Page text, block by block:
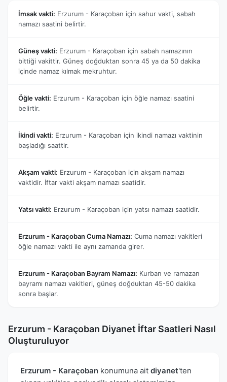
İmsak vakti: Erzurum - Karaçoban için sahur vakti, sabah
namazı saatini belirtir.
Güneş vakti: Erzurum - Karaçoban için sabah namazının
bittiği vakittir. Güneş doğduktan sonra 45 ya da 50 dakika
içinde namaz kılmak mekruhtur.
Öğle vakti: Erzurum - Karaçoban için öğle namazı saatini
belirtir.
İkindi vakti: Erzurum - Karaçoban için ikindi namazı vaktinin
başladığı saattir.
Akşam vakti: Erzurum - Karaçoban için akşam namazı
vaktidir. İftar vakti akşam namazı saatidir.
Yatsı vakti: Erzurum - Karaçoban için yatsı namazı saatidir.
Erzurum - Karaçoban Cuma Namazı: Cuma namazı vakitleri
öğle namazı vakti ile aynı zamanda girer.
Erzurum - Karaçoban Bayram Namazı: Kurban ve ramazan
bayramı namazı vakitleri, güneş doğduktan 45-50 dakika
sonra başlar.
Erzurum - Karaçoban Diyanet İftar Saatleri Nasıl
Oluşturuluyor
Erzurum - Karaçoban konumuna ait diyanet'ten